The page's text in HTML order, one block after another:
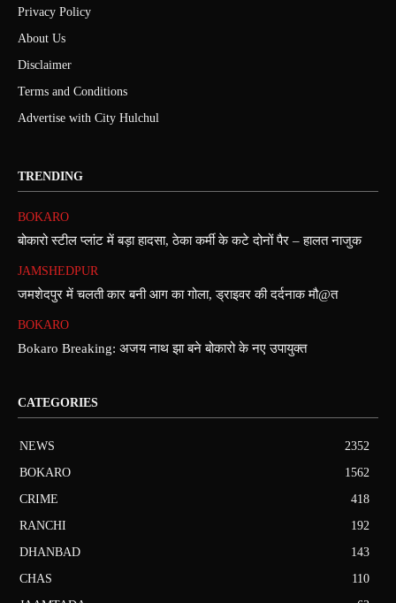
Privacy Policy
About Us
Disclaimer
Terms and Conditions
Advertise with City Hulchul
TRENDING
BOKARO
बोकारो स्टील प्लांट में बड़ा हादसा, ठेका कर्मी के कटे दोनों पैर – हालत नाजुक
JAMSHEDPUR
जमशेदपुर में चलती कार बनी आग का गोला, ड्राइवर की दर्दनाक मौ@त
BOKARO
Bokaro Breaking: अजय नाथ झा बने बोकारो के नए उपायुक्त
CATEGORIES
NEWS
2352
BOKARO
1562
CRIME
418
RANCHI
192
DHANBAD
143
CHAS
110